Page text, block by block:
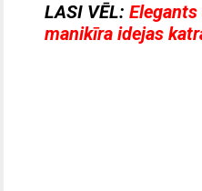
LASI VĒL:
manikīra idejas